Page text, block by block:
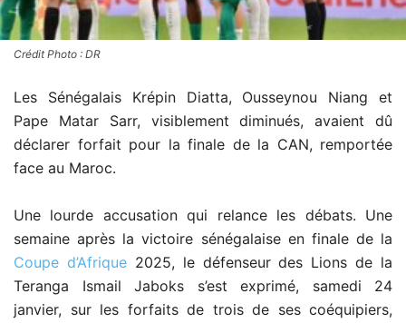
Crédit Photo : DR
Les Sénégalais Krépin Diatta, Ousseynou Niang et
Pape Matar Sarr, visiblement diminués, avaient dû
déclarer forfait pour la finale de la CAN, remportée
face au Maroc.
Une lourde accusation qui relance les débats. Une
semaine après la victoire sénégalaise en finale de la
Coupe d’Afrique2025, le défenseur des Lions de la
Teranga Ismail Jaboks s’est exprimé, samedi 24
janvier, sur les forfaits de trois de ses coéquipiers,